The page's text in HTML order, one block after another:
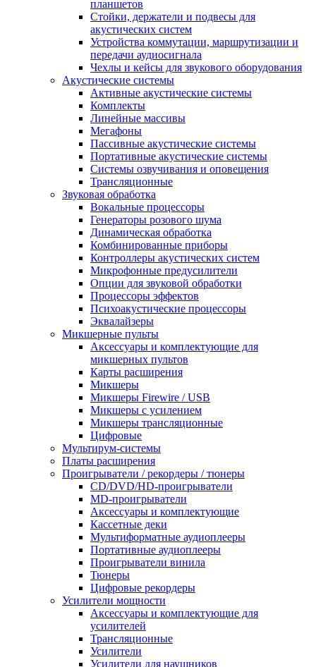
планшетов
Стойки, держатели и подвесы для
акустических систем
Устройства коммутации, маршрутизации и
передачи аудиосигнала
Чехлы и кейсы для звукового оборудования
Акустические системы
Активные акустические системы
Комплекты
Линейные массивы
Мегафоны
Пассивные акустические системы
Портативные акустические системы
Системы озвучивания и оповещения
Трансляционные
Звуковая обработка
Вокальные процессоры
Генераторы розового шума
Динамическая обработка
Комбинированные приборы
Контроллеры акустических систем
Микрофонные предусилители
Опции для звуковой обработки
Процессоры эффектов
Психоакустические процессоры
Эквалайзеры
Микшерные пульты
Аксессуары и комплектующие для
микшерных пультов
Карты расширения
Микшеры
Микшеры Firewire / USB
Микшеры с усилением
Микшеры трансляционные
Цифровые
Мультирум-системы
Платы расширения
Проигрыватели / рекордеры / тюнеры
CD/DVD/HD-проигрыватели
MD-проигрыватели
Аксессуары и комплектующие
Кассетные деки
Мультиформатные аудиоплееры
Портативные аудиоплееры
Проигрыватели винила
Тюнеры
Цифровые рекордеры
Усилители мощности
Аксессуары и комплектующие для
усилителей
Трансляционные
Усилители
Усилители для наушников